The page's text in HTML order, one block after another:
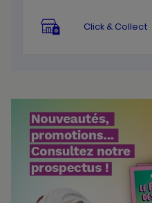
Click & Collect